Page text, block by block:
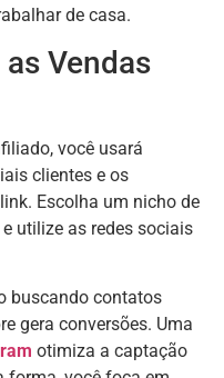
de casa.
Vendas
você usará
clientes e os
Escolha um nicho de
utilize as redes sociais
buscando contatos
gera conversões. Uma
otimiza a captação